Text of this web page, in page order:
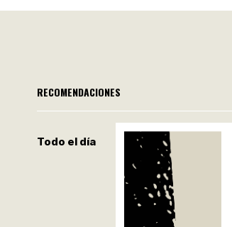
RECOMENDACIONES
Todo el día